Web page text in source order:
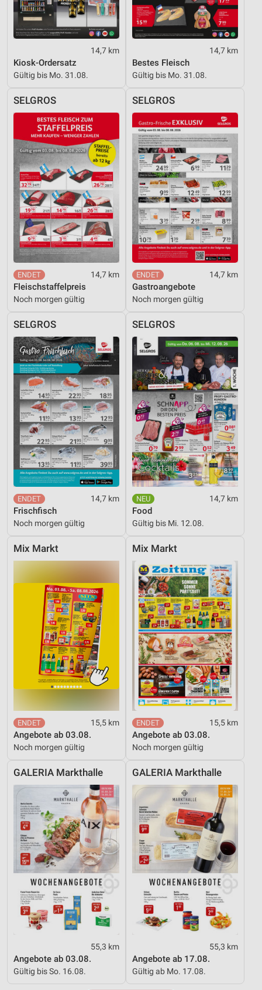
14,7 km
Kiosk-Ordersatz
Gültig bis Mo. 31.08.
14,7 km
Bestes Fleisch
Gültig bis Mo. 31.08.
SELGROS
14,7 km
Fleischstaffelpreis
Noch morgen gültig
SELGROS
14,7 km
Gastroangebote
Noch morgen gültig
SELGROS
14,7 km
Frischfisch
Noch morgen gültig
SELGROS
14,7 km
Food
Gültig bis Mi. 12.08.
Mix Markt
15,5 km
Angebote ab 03.08.
Noch morgen gültig
Mix Markt
15,5 km
Angebote ab 03.08.
Noch morgen gültig
GALERIA Markthalle
55,3 km
Angebote ab 03.08.
Gültig bis So. 16.08.
GALERIA Markthalle
55,3 km
Angebote ab 17.08.
Gültig ab Mo. 17.08.
Nicht-IAB-Verarbeitungszwecke:
Notwendig
Performance